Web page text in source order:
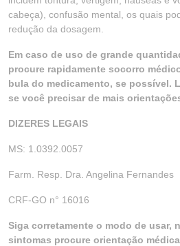
cabeça), confusão mental, os quais
redução da dosagem.
Em caso de uso de grande
procure rapidamente socorro
bula do medicamento, se possível.
se você precisar de mais
DIZERES LEGAIS
MS: 1.0392.0057
Farm. Resp. Dra. Angelina Fernandes
CRF-GO n° 16016
Siga corretamente o modo de usar,
sintomas procure orientação